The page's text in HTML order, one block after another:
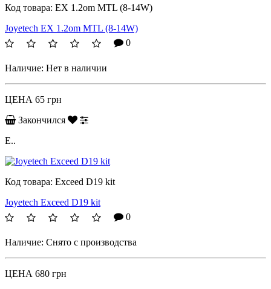
Код товара: EX 1.2om MTL (8-14W)
Joyetech EX 1.2om MTL (8-14W)
0
Наличие: Нет в наличии
ЦЕНА 65 грн
Закончился
E..
Код товара: Exceed D19 kit
Joyetech Exceed D19 kit
0
Наличие: Снято с производства
ЦЕНА 680 грн